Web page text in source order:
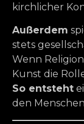
kirchlicher
Außerdem
stets
Wenn
Kunst die
So entsteht
den